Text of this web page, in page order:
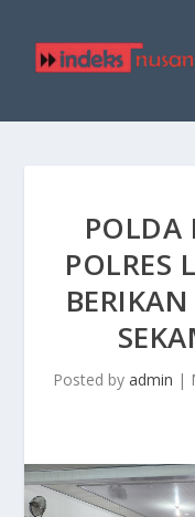
POLDA
POLRES
Posted by admin |